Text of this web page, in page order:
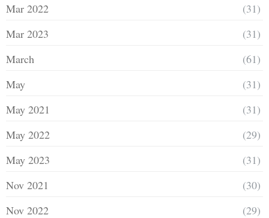
Mar 2022
(31)
Mar 2023
(31)
March
(61)
May
(31)
May 2021
(31)
May 2022
(29)
May 2023
(31)
Nov 2021
(30)
Nov 2022
(29)